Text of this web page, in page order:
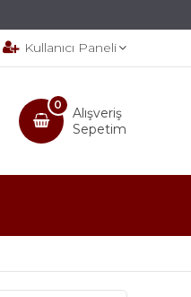
Kullanıcı Paneli
Alışveriş
Sepetim
0